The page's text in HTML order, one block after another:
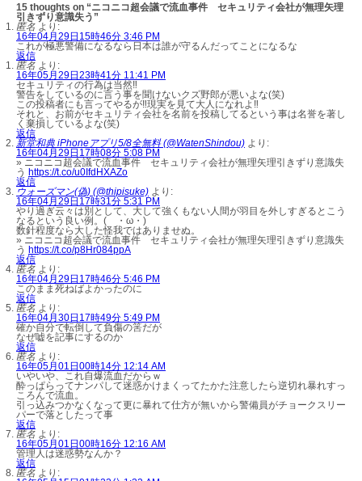
15 thoughts on “ニコニコ超会議で流血事件 セキュリティ会社が無理矢理
引きずり意識失う”
匿名 より:
16年04月29日15時46分 3:46 PM
これが極悪警備になるなら日本は誰が守るんだってことになるな
返信
匿名 より:
16年05月29日23時41分 11:41 PM
セキュリティの行為は当然‼
警告をしているのに言う事を聞けないクズ野郎が悪いよな(笑)
この投稿者にも言ってやるが‼現実を見て大人になれよ‼
それと、お前がセキュリティ会社を名前を投稿してるという事は名誉を著し
く棄損しているよな(笑)
返信
新堂和典 iPhoneアプリ5/8全無料 (@WatenShindou) より:
16年04月29日17時08分 5:08 PM
» ニコニコ超会議で流血事件 セキュリティ会社が無理矢理引きずり意識失
う https://t.co/u0IfdHXAZo
返信
ウォーズマン(偽) (@thipisuke) より:
16年04月29日17時31分 5:31 PM
やり過ぎ云々は別として、大して強くもない人間が羽目を外しすぎるとこう
なるという良い例。( ・ω・)
数針程度なら大した怪我ではありませぬ。
» ニコニコ超会議で流血事件 セキュリティ会社が無理矢理引きずり意識失
う https://t.co/p8Hr084ppA
返信
匿名 より:
16年04月29日17時46分 5:46 PM
このまま死ねばよかったのに
返信
匿名 より:
16年04月30日17時49分 5:49 PM
確か自分で転倒して負傷の筈だが
なぜ嘘を記事にするのか
返信
匿名 より:
16年05月01日00時14分 12:14 AM
いやいや、これ自爆流血だからｗ
酔っぱらってナンパして迷惑かけまくってたかた注意したら逆切れ暴れすっ
ころんで流血。
引っ込みつかなくなって更に暴れて仕方が無いから警備員がチョークスリー
パーで落としたって事
返信
匿名 より:
16年05月01日00時16分 12:16 AM
管理人は迷惑勢なんか？
返信
匿名 より: